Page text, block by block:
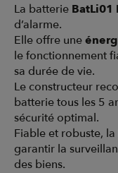
La batterie BatLi01
d’alarme.
Elle offre une
le fonctionnement
sa durée de vie.
Le constructeur
batterie tous les 5
sécurité optimal.
Fiable et robuste,
garantir la
des biens.